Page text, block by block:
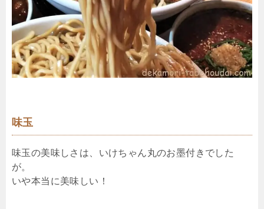
味玉
味玉の美味しさは、いけちゃん丸のお墨付きでした
が。
いや本当に美味しい！